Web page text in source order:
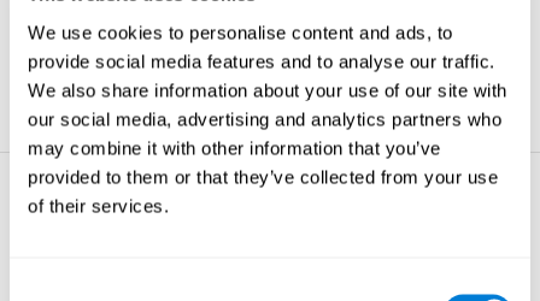
We use cookies to personalise content and ads, to
provide social media features and to analyse our traffic.
We also share information about your use of our site with
our social media, advertising and analytics partners who
may combine it with other information that you’ve
provided to them or that they’ve collected from your use
of their services.
essentiel à notre survie : de
longues périodes sans
sommeil peuvent conduire à
des hallucinations et même à
la mort.
plus d'astuces